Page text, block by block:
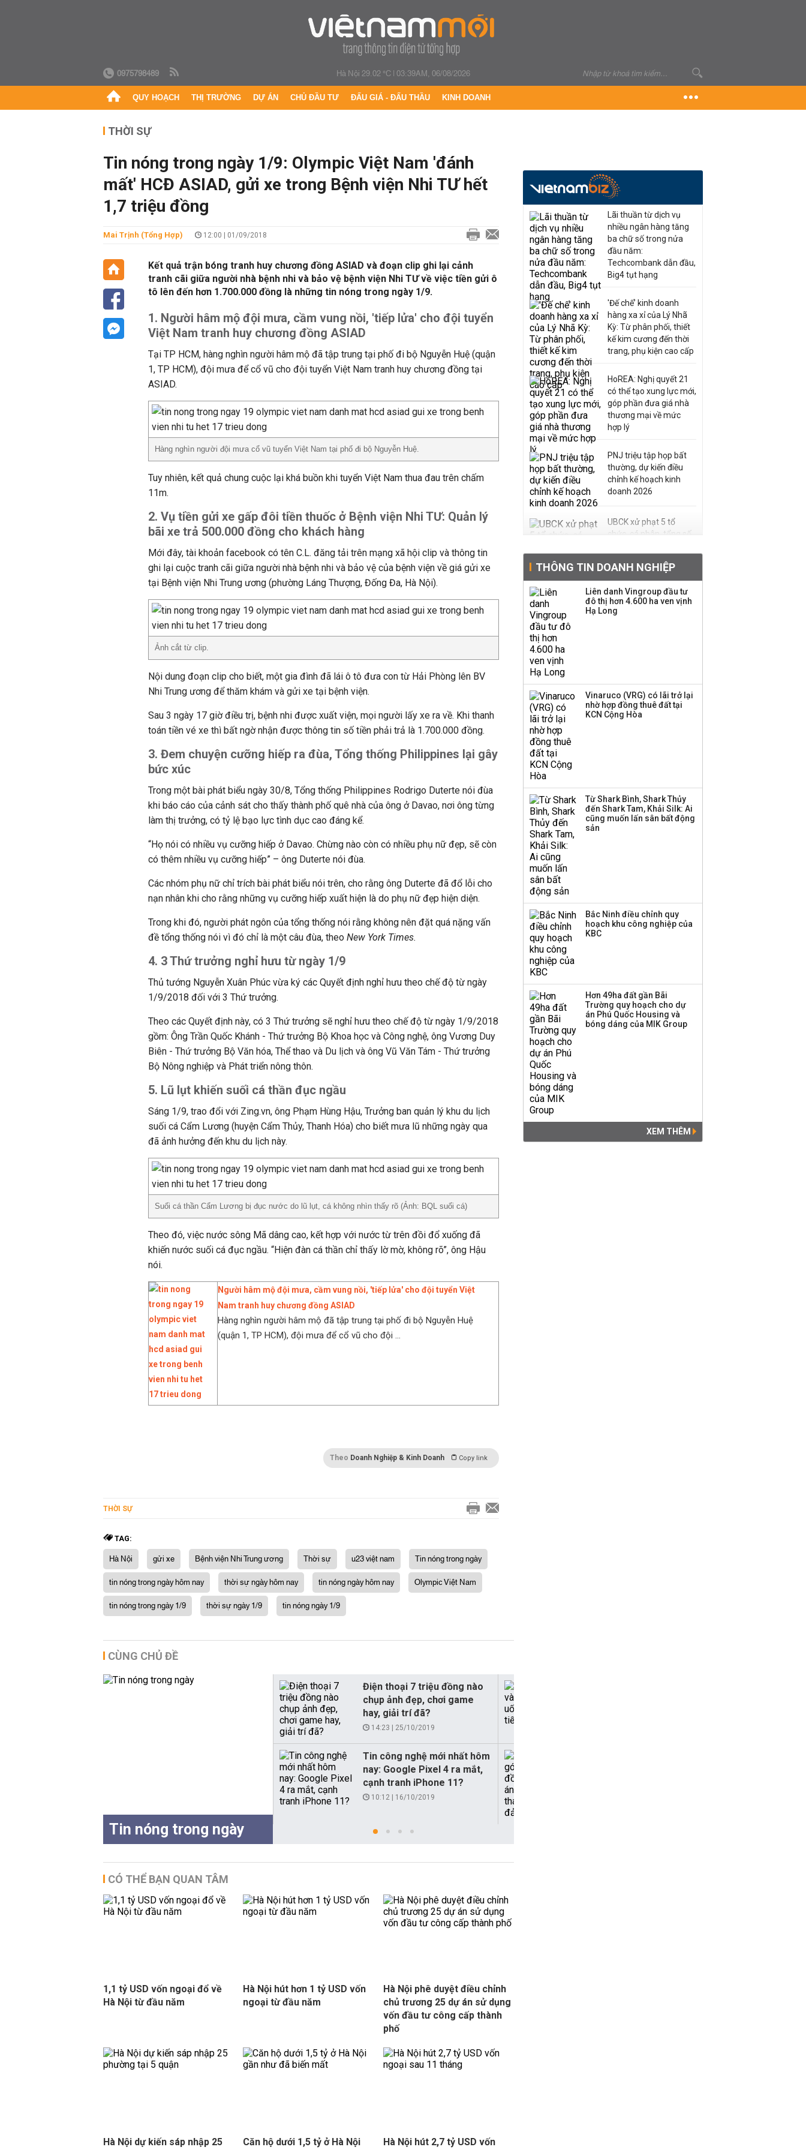
0975798489 Hà Nội 29.02 °C|03:39AM, 06/08/2026
QUY HOẠCH THỊ TRƯỜNG DỰ ÁN CHỦ ĐẦU TƯ ĐẤU GIÁ - ĐẤU THẦU KINH DOANH
THỜI SỰ
Tin nóng trong ngày 1/9: Olympic Việt Nam 'đánh
mất' HCĐ ASIAD, gửi xe trong Bệnh viện Nhi TƯ hết
1,7 triệu đồng
Mai Trịnh (Tổng Hợp) 12:00 | 01/09/2018
Kết quả trận bóng tranh huy chương đồng ASIAD và đoạn clip ghi lại cảnh
tranh cãi giữa người nhà bệnh nhi và bảo vệ bệnh viện Nhi TƯ về việc tiền gửi ô
tô lên đến hơn 1.700.000 đồng là những tin nóng trong ngày 1/9.
1. Người hâm mộ đội mưa, cầm vung nồi, 'tiếp lửa' cho đội tuyển
Việt Nam tranh huy chương đồng ASIAD
Tại TP HCM, hàng nghìn người hâm mộ đã tập trung tại phố đi bộ Nguyễn Huệ (quận
1, TP HCM), đội mưa để cổ vũ cho đội tuyển Việt Nam tranh huy chương đồng tại
ASIAD.
Hàng nghìn người đội mưa cổ vũ tuyển Việt Nam tại phố đi bộ Nguyễn Huệ.
Tuy nhiên, kết quả chung cuộc lại khá buồn khi tuyển Việt Nam thua đau trên chấm
11m.
2. Vụ tiền gửi xe gấp đôi tiền thuốc ở Bệnh viện Nhi TƯ: Quản lý
bãi xe trả 500.000 đồng cho khách hàng
Mới đây, tài khoản facebook có tên C.L. đăng tải trên mạng xã hội clip và thông tin
ghi lại cuộc tranh cãi giữa người nhà bệnh nhi và bảo vệ của bệnh viện về giá gửi xe
tại Bệnh viện Nhi Trung ương (phường Láng Thượng, Đống Đa, Hà Nội).
Ảnh cắt từ clip.
Nội dung đoạn clip cho biết, một gia đình đã lái ô tô đưa con từ Hải Phòng lên BV
Nhi Trung ương để thăm khám và gửi xe tại bệnh viện.
Sau 3 ngày 17 giờ điều trị, bệnh nhi được xuất viện, mọi người lấy xe ra về. Khi thanh
toán tiền vé xe thì bất ngờ nhận được thông tin số tiền phải trả là 1.700.000 đồng.
3. Đem chuyện cưỡng hiếp ra đùa, Tổng thống Philippines lại gây
bức xúc
Trong một bài phát biểu ngày 30/8, Tổng thống Philippines Rodrigo Duterte nói đùa
khi báo cáo của cảnh sát cho thấy thành phố quê nhà của ông ở Davao, nơi ông từng
làm thị trưởng, có tỷ lệ bạo lực tình dục cao đáng kể.
“Họ nói có nhiều vụ cưỡng hiếp ở Davao. Chừng nào còn có nhiều phụ nữ đẹp, sẽ còn
có thêm nhiều vụ cưỡng hiếp” – ông Duterte nói đùa.
Các nhóm phụ nữ chỉ trích bài phát biểu nói trên, cho rằng ông Duterte đã đổ lỗi cho
nạn nhân khi cho rằng những vụ cưỡng hiếp xuất hiện là do phụ nữ đẹp hiện diện.
Trong khi đó, người phát ngôn của tổng thống nói rằng không nên đặt quá nặng vấn
đề tổng thống nói vì đó chỉ là một câu đùa, theo New York Times.
4. 3 Thứ trưởng nghỉ hưu từ ngày 1/9
Thủ tướng Nguyễn Xuân Phúc vừa ký các Quyết định nghỉ hưu theo chế độ từ ngày
1/9/2018 đối với 3 Thứ trưởng.
Theo các Quyết định này, có 3 Thứ trưởng sẽ nghỉ hưu theo chế độ từ ngày 1/9/2018
gồm: Ông Trần Quốc Khánh - Thứ trưởng Bộ Khoa học và Công nghệ, ông Vương Duy
Biên - Thứ trưởng Bộ Văn hóa, Thể thao và Du lịch và ông Vũ Văn Tám - Thứ trưởng
Bộ Nông nghiệp và Phát triển nông thôn.
5. Lũ lụt khiến suối cá thần đục ngầu
Sáng 1/9, trao đổi với Zing.vn, ông Phạm Hùng Hậu, Trưởng ban quản lý khu du lịch
suối cá Cẩm Lương (huyện Cẩm Thủy, Thanh Hóa) cho biết mưa lũ những ngày qua
đã ảnh hưởng đến khu du lịch này.
Suối cá thần Cẩm Lương bị đục nước do lũ lụt, cá không nhìn thấy rõ (Ảnh: BQL suối cá)
Theo đó, việc nước sông Mã dâng cao, kết hợp với nước từ trên đồi đổ xuống đã
khiến nước suối cá đục ngầu. “Hiện đàn cá thần chỉ thấy lờ mờ, không rõ”, ông Hậu
nói.
Người hâm mộ đội mưa, cầm vung nồi, 'tiếp lửa' cho đội tuyển Việt
Nam tranh huy chương đồng ASIAD
Hàng nghìn người hâm mộ đã tập trung tại phố đi bộ Nguyễn Huệ
(quận 1, TP HCM), đội mưa để cổ vũ cho đội ...
Theo Doanh Nghiệp & Kinh Doanh Copy link
THỜI SỰ
TAG:
Hà Nội gửi xe Bệnh viện Nhi Trung ương Thời sự u23 việt nam
Tin nóng trong ngày
tin nóng trong ngày hôm nay
thời sự ngày hôm nay tin nóng ngày hôm nay
Olympic Việt Nam
tin nóng trong ngày 1/9
thời sự ngày 1/9 tin nóng ngày 1/9
CÙNG CHỦ ĐỀ
Tin nóng trong ngày
Điện thoại 7 triệu đồng nào
chụp ảnh đẹp, chơi game
hay, giải trí đã?
14:23 | 25/10/2019
Tin công nghệ mới nhất hôm
nay: Google Pixel 4 ra mắt,
cạnh tranh iPhone 11?
10:12 | 16/10/2019
CÓ THỂ BẠN QUAN TÂM
1,1 tỷ USD vốn ngoại đổ về
Hà Nội từ đầu năm
Hà Nội hút hơn 1 tỷ USD vốn
ngoại từ đầu năm
Hà Nội phê duyệt điều chỉnh
chủ trương 25 dự án sử dụng
vốn đầu tư công cấp thành
phố
Hà Nội dự kiến sáp nhập 25
Căn hộ dưới 1,5 tỷ ở Hà Nội
Hà Nội hút 2,7 tỷ USD vốn
Lãi thuần từ dịch vụ
nhiều ngân hàng tăng
ba chữ số trong nửa
đầu năm:
Techcombank dẫn đầu,
Big4 tụt hạng
'Đế chế’ kinh doanh
hàng xa xỉ của Lý Nhã
Kỳ: Từ phân phối, thiết
kế kim cương đến thời
trang, phụ kiện cao cấp
HoREA: Nghị quyết 21
có thể tạo xung lực mới,
góp phần đưa giá nhà
thương mại về mức
hợp lý
PNJ triệu tập họp bất
thường, dự kiến điều
chỉnh kế hoạch kinh
doanh 2026
UBCK xử phạt 5 tổ
chức, cá nhân, tổng số
Kinh Bắc dự kiến cho
thuê tối thiểu 100 ha
đất công nghiệp trong
doanh nghiệp Mỹ
Keppel ký thỏa thuận
Sacombank phát hành
ba đợt trái phiếu thu về
hơn 3.600 tỷ, lãi suất
trả lên tới 10%/năm
THÔNG TIN DOANH NGHIỆP
Liên danh Vingroup đầu tư
đô thị hơn 4.600 ha ven vịnh
Hạ Long
Vinaruco (VRG) có lãi trở lại
nhờ hợp đồng thuê đất tại
KCN Cộng Hòa
Từ Shark Bình, Shark Thủy
đến Shark Tam, Khải Silk: Ai
cũng muốn lấn sân bất động
sản
Bắc Ninh điều chỉnh quy
hoạch khu công nghiệp của
KBC
Hơn 49ha đất gần Bãi
Trường quy hoạch cho dự
án Phú Quốc Housing và
bóng dáng của MIK Group
XEM THÊM